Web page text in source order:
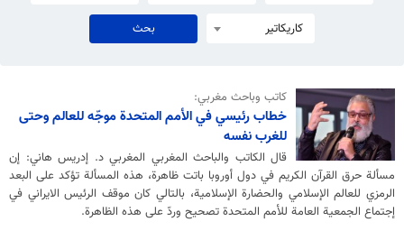
كاريكاتير
كاتب وباحث مغربي:
خطاب رئيسي في الأمم المتحدة موجّه للعالم وحتى
للغرب نفسه
قال الكاتب والباحث المغربي المغربي د. إدريس هاني: إن
مسألة حرق القرآن الكريم في دول أوروبا باتت ظاهرة، هذه المسألة تؤكد على البعد
الرمزي للعالم الإسلامي والحضارة الإسلامية، بالتالي كان موقف الرئيس الايراني في
إجتماع الجمعية العامة للأمم المتحدة تصحيح وردّ على هذه الظاهرة.